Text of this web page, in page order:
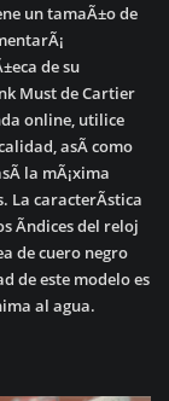
un tamaÃ±o de
de su
Must de Cartier
online, utilice
asÃ­ como
la mÃ¡xima
La caracterÃ­stica
Ã­ndices del reloj
de cuero negro
de este modelo es
al agua.